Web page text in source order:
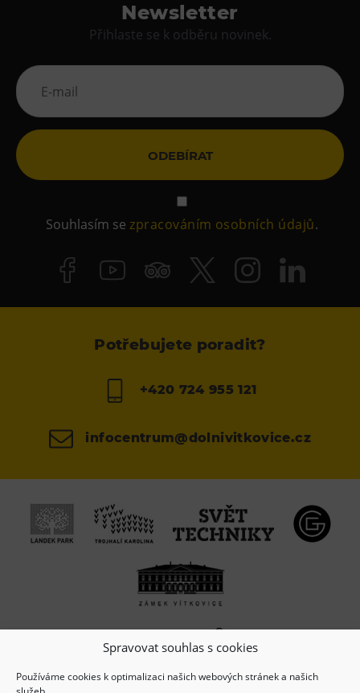
Spravovat souhlas s cookies
Používáme cookies k optimalizaci našich webových stránek a našich
Newsletter
Přihlaste se k odběru novinek.
ODEBÍRAT
Souhlasím sezpracováním osobních údajů.
Potřebujete poradit?
+420 724 955 121
infocentrum@dolnivitkovice.cz